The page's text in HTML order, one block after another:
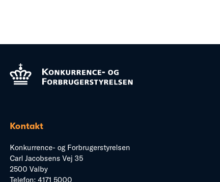
Kontakt
Konkurrence- og Forbrugerstyrelsen
Carl Jacobsens Vej 35
2500 Valby
Telefon: 4171 5000